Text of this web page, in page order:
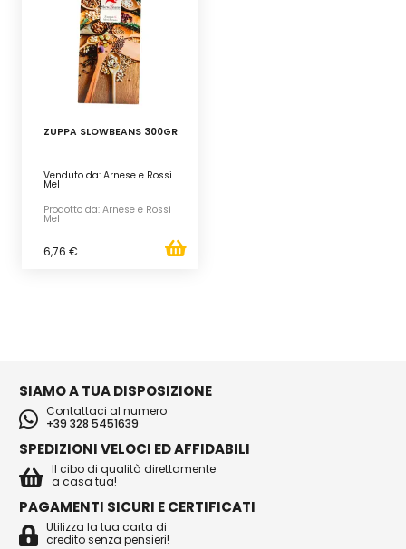
ZUPPA SLOWBEANS 300GR
Venduto da: Arnese e Rossi
Mel
Prodotto da: Arnese e Rossi
Mel
6,76 €
SIAMO A TUA DISPOSIZIONE
Contattaci al numero
+39 328 5451639
SPEDIZIONI VELOCI ED AFFIDABILI
Il cibo di qualità direttamente
a casa tua!
PAGAMENTI SICURI E CERTIFICATI
Utilizza la tua carta di
credito senza pensieri!